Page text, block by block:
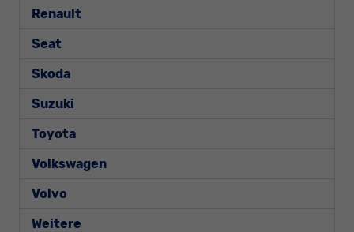
Renault
Seat
Skoda
Suzuki
Toyota
Volkswagen
Volvo
Weitere